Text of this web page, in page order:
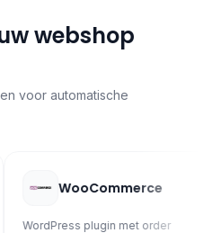
webshop
voor automatische
WooCommerce
plugin met order